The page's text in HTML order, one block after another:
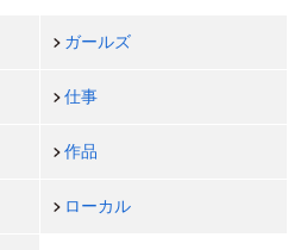
ガールズ
仕事
作品
ローカル